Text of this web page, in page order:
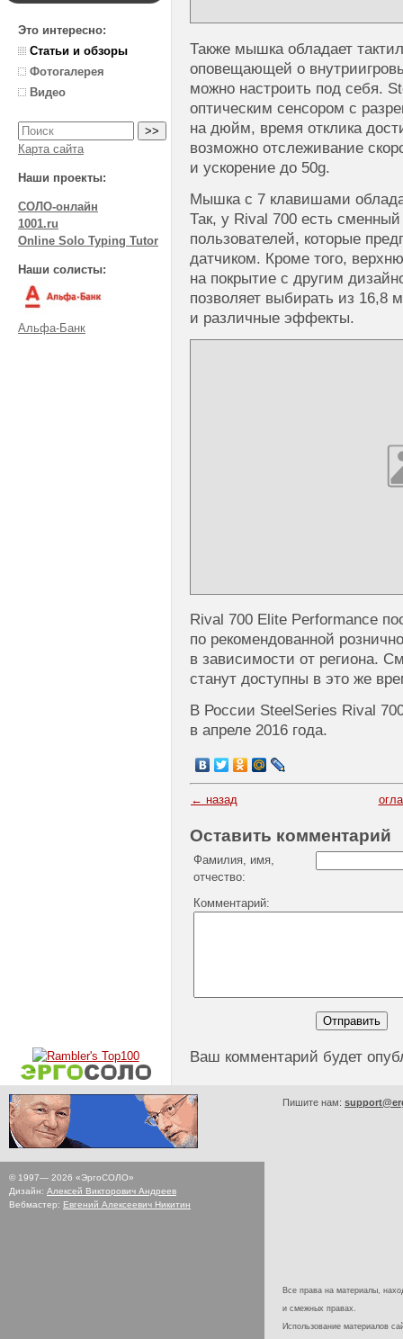
Это интересно:
Статьи и обзоры
Фотогалерея
Видео
Карта сайта
Наши проекты:
СОЛО-онлайн
1001.ru
Online Solo Typing Tutor
Наши солисты:
Альфа-Банк
Также мышка обладает
оповещающей о
можно настроить под себя.
оптическим сенсором с
на дюйм, время отклика
возможно отслеживание
и ускорение до 50g.
Мышка с 7 клавишами
Так, у Rival 700 есть
пользователей, которые
датчиком. Кроме того,
на покрытие с другим
позволяет выбирать из 16,8
и различные эффекты.
Rival 700 Elite Performance
по рекомендованной
в зависимости от региона.
станут доступны в это же
В России SteelSeries Rival
в апреле 2016 года.
← назад
Оставить комментарий
Фамилия, имя,
отчество:
Комментарий:
Ваш комментарий будет
© 1997— 2026 «ЭргоСОЛО»
Дизайн: Алексей Викторович Андреев
Вебмастер: Евгений Алексеевич Никитин
Пишите нам:
Все права на материалы,
и смежных правах.
Использование материалов